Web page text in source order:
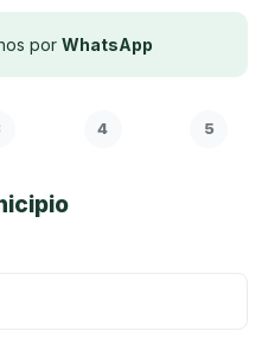
por WhatsApp
4 5